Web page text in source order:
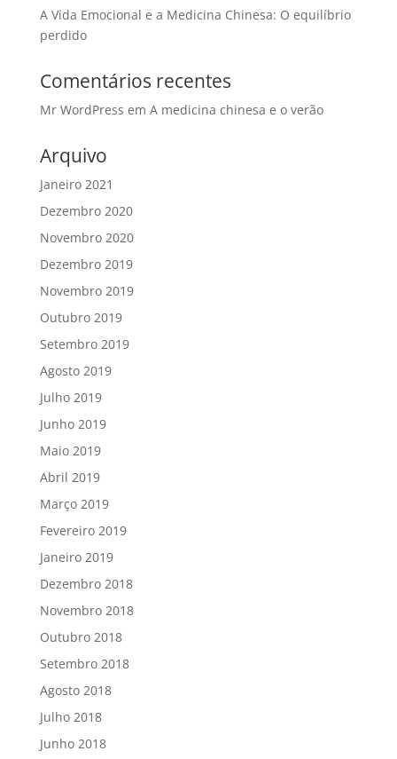
A Vida Emocional e a Medicina Chinesa: O equilíbrio
perdido
Comentários recentes
Mr WordPress em A medicina chinesa e o verão
Arquivo
Janeiro 2021
Dezembro 2020
Novembro 2020
Dezembro 2019
Novembro 2019
Outubro 2019
Setembro 2019
Agosto 2019
Julho 2019
Junho 2019
Maio 2019
Abril 2019
Março 2019
Fevereiro 2019
Janeiro 2019
Dezembro 2018
Novembro 2018
Outubro 2018
Setembro 2018
Agosto 2018
Julho 2018
Junho 2018